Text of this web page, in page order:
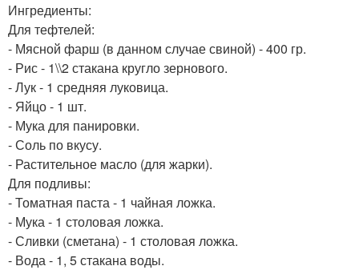
Ингредиенты:
Для тефтелей:
- Мясной фарш (в данном случае свиной) - 400 гр.
- Рис - 1\\2 стакана кругло зернового.
- Лук - 1 средняя луковица.
- Яйцо - 1 шт.
- Мука для панировки.
- Соль по вкусу.
- Растительное масло (для жарки).
Для подливы:
- Томатная паста - 1 чайная ложка.
- Мука - 1 столовая ложка.
- Сливки (сметана) - 1 столовая ложка.
- Вода - 1, 5 стакана воды.